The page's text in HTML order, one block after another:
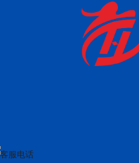
客服电话